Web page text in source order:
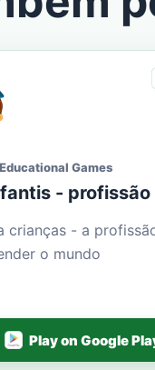
Games
- profissão
crianças - a
o mundo
Play on Google